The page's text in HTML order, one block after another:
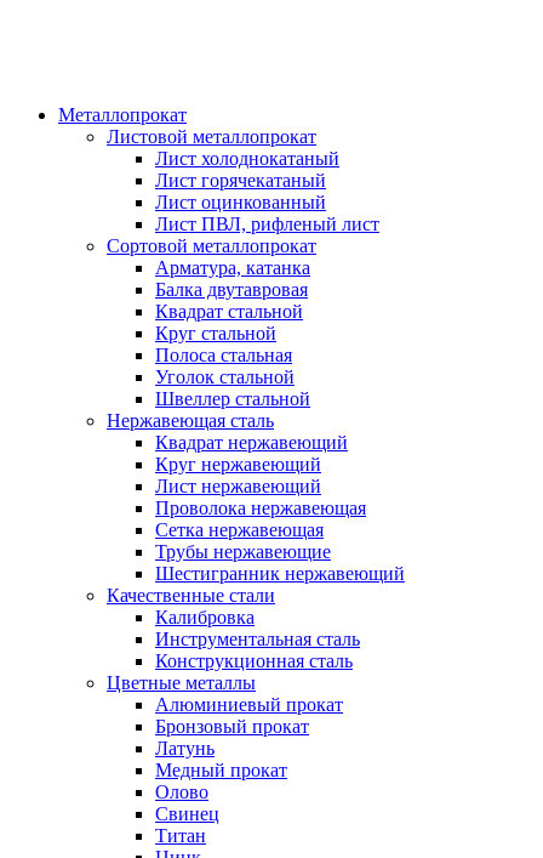
Металлопрокат
Листовой металлопрокат
Лист холоднокатаный
Лист горячекатаный
Лист оцинкованный
Лист ПВЛ, рифленый лист
Сортовой металлопрокат
Арматура, катанка
Балка двутавровая
Квадрат стальной
Круг стальной
Полоса стальная
Уголок стальной
Швеллер стальной
Нержавеющая сталь
Квадрат нержавеющий
Круг нержавеющий
Лист нержавеющий
Проволока нержавеющая
Сетка нержавеющая
Трубы нержавеющие
Шестигранник нержавеющий
Качественные стали
Калибровка
Инструментальная сталь
Конструкционная сталь
Цветные металлы
Алюминиевый прокат
Бронзовый прокат
Латунь
Медный прокат
Олово
Свинец
Титан